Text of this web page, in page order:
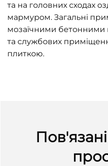
та на головних сходах
мармуром. Загальні
мозаїчними бетонними
та службових
плиткою.